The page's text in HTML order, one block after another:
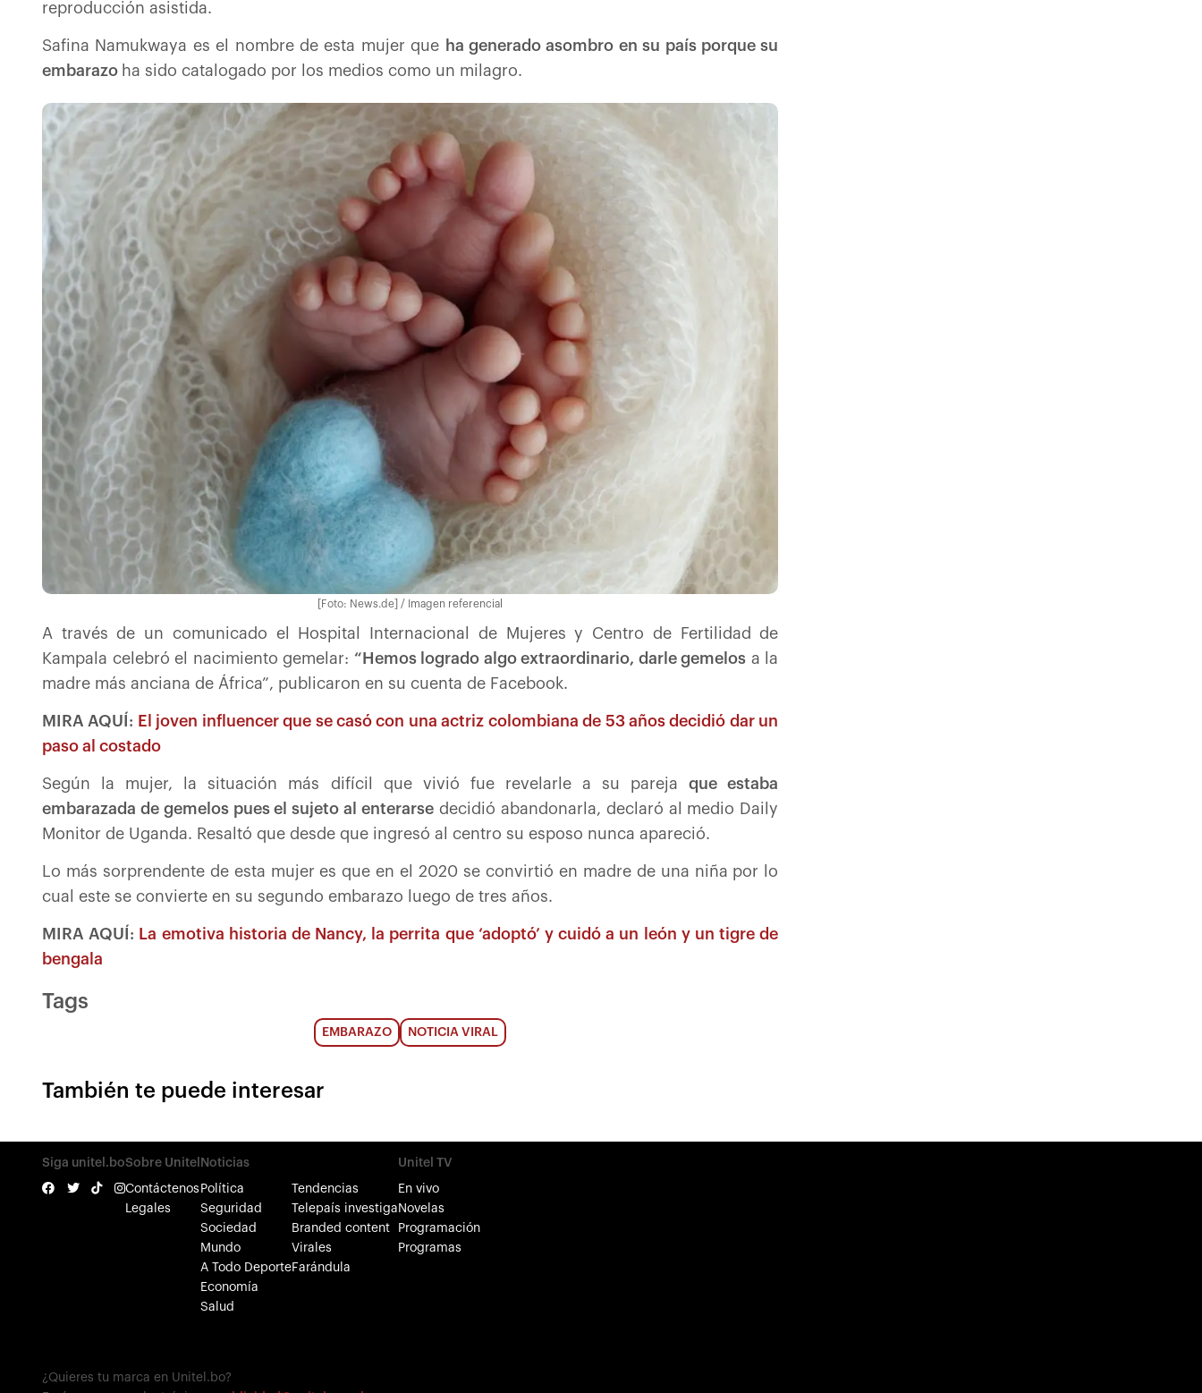
reproducción asistida.
Safina Namukwaya es el nombre de esta mujer que ha generado asombro en su país porque su
embarazo ha sido catalogado por los medios como un milagro.
[Foto: News.de] / Imagen referencial
A través de un comunicado el Hospital Internacional de Mujeres y Centro de Fertilidad de
Kampala celebró el nacimiento gemelar: “Hemos logrado algo extraordinario, darle gemelos a la
madre más anciana de África”, publicaron en su cuenta de Facebook.
MIRA AQUÍ: El joven influencer que se casó con una actriz colombiana de 53 años decidió dar un
paso al costado
Según la mujer, la situación más difícil que vivió fue revelarle a su parejaque estaba
embarazada de gemelos pues el sujeto al enterarse decidió abandonarla, declaró al medio Daily
Monitor de Uganda. Resaltó que desde que ingresó al centro su esposo nunca apareció.
Lo más sorprendente de esta mujer es que en el 2020 se convirtió en madre de una niña por lo
cual este se convierte en su segundo embarazo luego de tres años.
MIRA AQUÍ: La emotiva historia de Nancy, la perrita que ‘adoptó’ y cuidó a un león y un tigre de
bengala
Tags
EMBARAZO NOTICIA VIRAL
También te puede interesar
Siga unitel.boSobre Unitel
Contáctenos
Legales
Noticias
Política
Seguridad
Sociedad
Mundo
A Todo Deporte
Economía
Salud
Tendencias
Telepaís investiga
Branded content
Virales
Farándula
Unitel TV
En vivo
Novelas
Programación
Programas
¿Quieres tu marca en Unitel.bo?